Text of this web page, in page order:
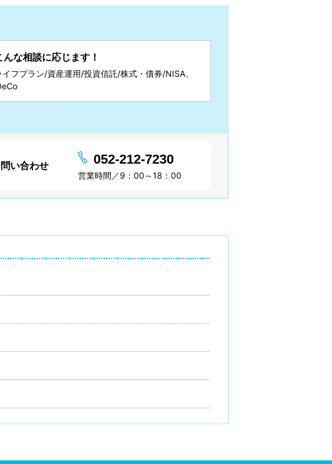
んな相談に応じます！
イフプラン/資産運用/投資信託/株式・債券/NISA、
い合わせ 052-212-7230
営業時間／9：00～18：00